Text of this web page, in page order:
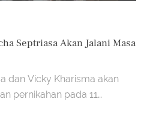
Septriasa Akan Jalani Masa
dan Vicky Kharisma akan
pernikahan pada 11